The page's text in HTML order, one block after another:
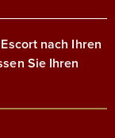
nach Ihren
Sie Ihren